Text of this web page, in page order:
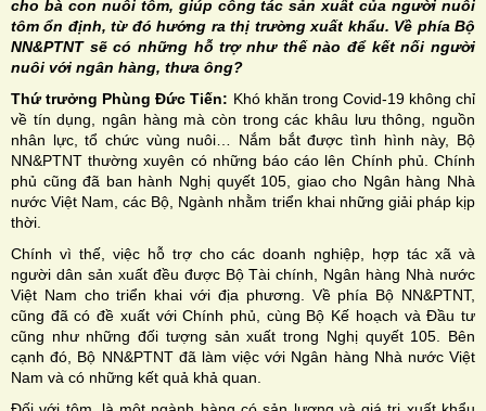
cho bà con nuôi tôm, giúp công tác sản xuất của người nuôi
tôm ổn định, từ đó hướng ra thị trường xuất khẩu. Về phía Bộ
NN&PTNT sẽ có những hỗ trợ như thế nào để kết nối người
nuôi với ngân hàng, thưa ông?
Thứ trưởng Phùng Đức Tiến: Khó khăn trong Covid-19 không chỉ
về tín dụng, ngân hàng mà còn trong các khâu lưu thông, nguồn
nhân lực, tổ chức vùng nuôi… Nắm bắt được tình hình này, Bộ
NN&PTNT thường xuyên có những báo cáo lên Chính phủ. Chính
phủ cũng đã ban hành Nghị quyết 105, giao cho Ngân hàng Nhà
nước Việt Nam, các Bộ, Ngành nhằm triển khai những giải pháp kịp
thời.
Chính vì thế, việc hỗ trợ cho các doanh nghiệp, hợp tác xã và
người dân sản xuất đều được Bộ Tài chính, Ngân hàng Nhà nước
Việt Nam cho triển khai với địa phương. Về phía Bộ NN&PTNT,
cũng đã có đề xuất với Chính phủ, cùng Bộ Kế hoạch và Đầu tư
cũng như những đối tượng sản xuất trong Nghị quyết 105. Bên
cạnh đó, Bộ NN&PTNT đã làm việc với Ngân hàng Nhà nước Việt
Nam và có những kết quả khả quan.